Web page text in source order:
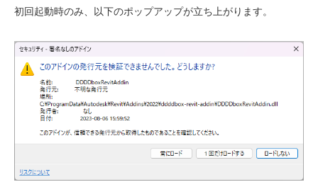
初回起動時のみ、以下のポップアップが立ち上がります。